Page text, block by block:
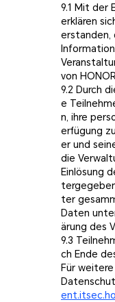
9.1 Mit der
erklären
erstanden,
von
9.2 Durch
e
n, ihre
erfügung
er und
die
Einlösung
ter
Daten
ärung des
9.3
ch Ende
Für